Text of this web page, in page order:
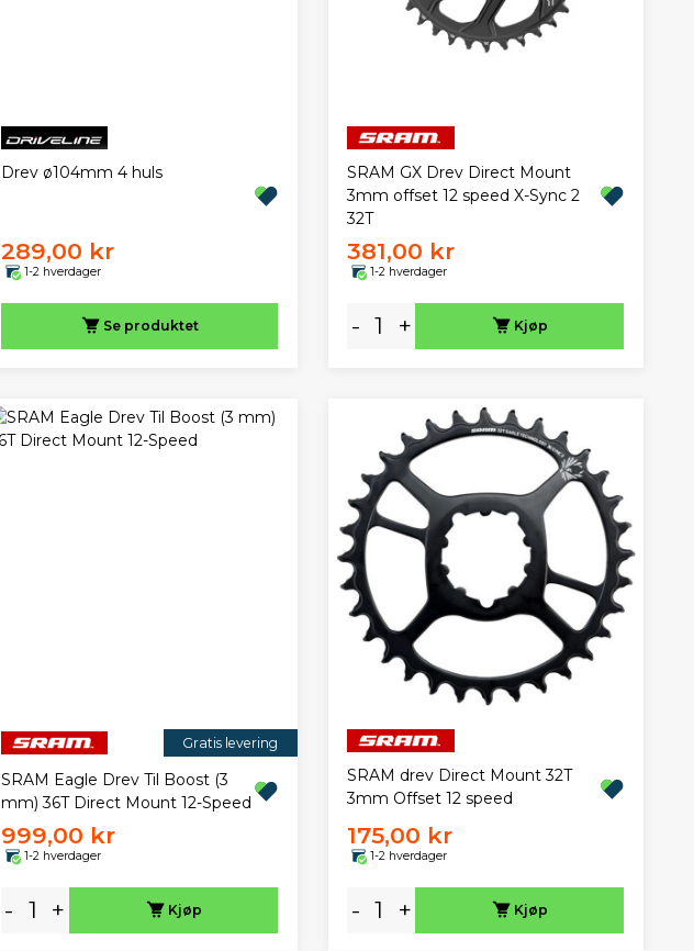
Drev ø104mm 4 huls
289,00 kr
1-2 hverdager
Se produktet
SRAM GX Drev Direct Mount
3mm offset 12 speed X-Sync 2
32T
381,00 kr
1-2 hverdager
- + Kjøp
Gratis levering
SRAM Eagle Drev Til Boost (3
mm) 36T Direct Mount 12-Speed
999,00 kr
1-2 hverdager
- + Kjøp
SRAM drev Direct Mount 32T
3mm Offset 12 speed
175,00 kr
1-2 hverdager
- + Kjøp